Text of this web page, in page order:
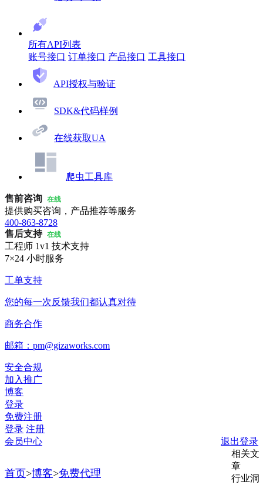
所有API列表
账号接口 订单接口 产品接口 工具接口
API授权与验证
SDK&代码样例
在线获取UA
爬虫工具库
售前咨询 在线
提供购买咨询，产品推荐等服务
400-863-8728
售后支持 在线
工程师 1v1 技术支持
7×24 小时服务
工单支持
您的每一次反馈我们都认真对待
商务合作
邮箱：pm@gizaworks.com
安全合规
加入推广
博客
登录
免费注册
登录 注册
会员中心
退出登录
首页>博客>免费代理
相关文
章
行业洞